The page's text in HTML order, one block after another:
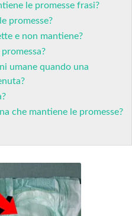
le promesse frasi?
promesse?
e non mantiene?
umane quando una
che mantiene le promesse?